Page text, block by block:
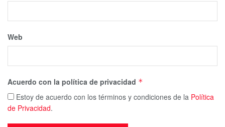
Web
Acuerdo con la política de privacidad *
Estoy de acuerdo con los términos y condiciones de la Política
de Privacidad.